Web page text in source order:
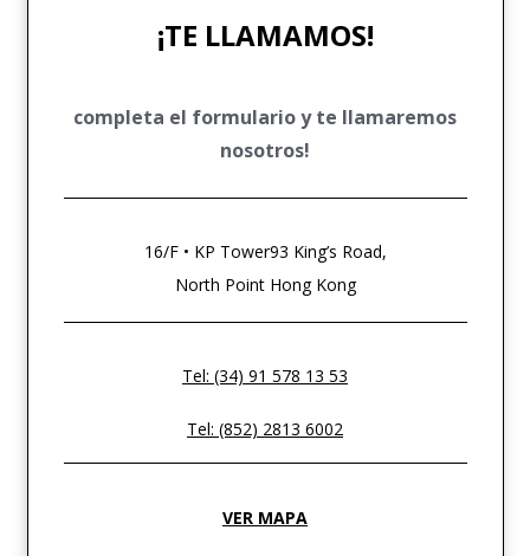
¡TE LLAMAMOS!
completa el formulario y te llamaremos
nosotros!
16/F • KP Tower93 King’s Road,
North Point Hong Kong
Tel: (34) 91 578 13 53
Tel: (852) 2813 6002
VER MAPA